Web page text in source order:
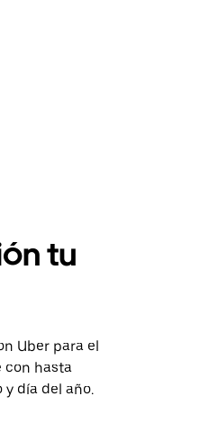
tu
Uber para el
con hasta
día del año.